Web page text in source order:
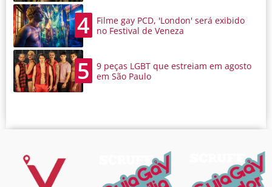
4
Filme gay PCD, 'London' será exibido
no Festival de Veneza
5
9 peças LGBT que estreiam em agosto
em São Paulo